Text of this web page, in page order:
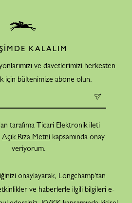
KALALIM
ve davetlerimizi herkesten
için bültenimize abone olun.
tarafıma Ticari Elektronik ileti
Açık Rıza Metni kapsamında onay
veriyorum.
onaylayarak, Longchamp'tan
ve haberlerle ilgili bilgileri e-